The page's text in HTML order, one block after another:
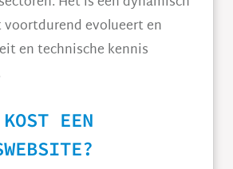
evolueert en
en technische kennis
EEN